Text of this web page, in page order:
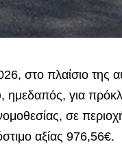
στο πλαίσιο της
ημεδαπός, για
σε
αξίας 976,56€.